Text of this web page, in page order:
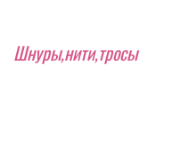
Шнуры,нити,тросы